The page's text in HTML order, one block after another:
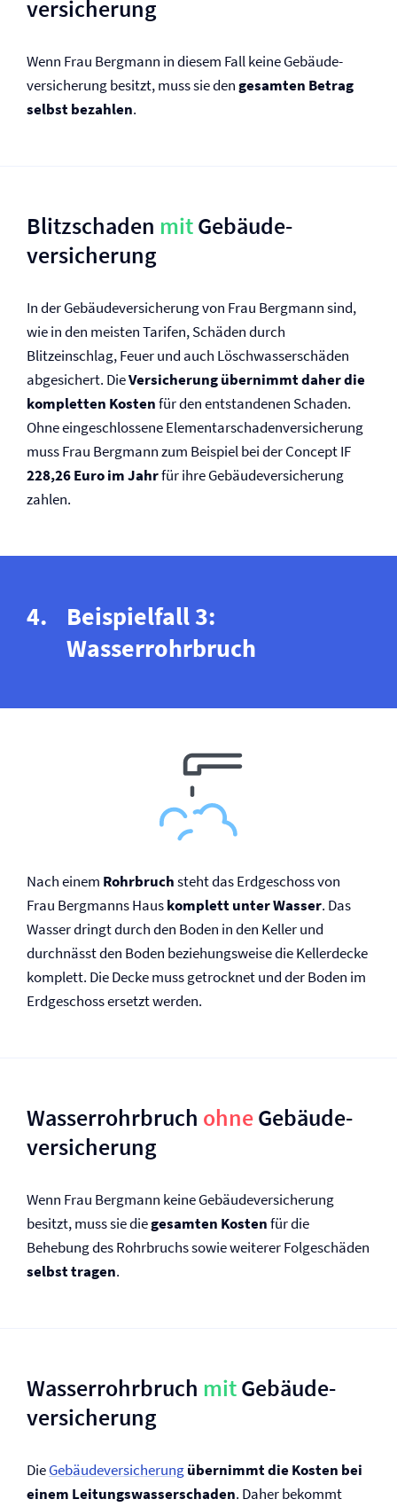
versicherung
Wenn Frau Bergmann in diesem Fall keine Gebäude­
versicherung besitzt, muss sie dengesamten Betrag
selbst bezahlen.
Blitzschaden mitGebäude­
versicherung
In der Gebäude­versicherung von Frau Bergmann sind,
wie in den meisten Tarifen, Schäden durch
Blitzeinschlag, Feuer und auch Löschwasserschäden
abgesichert. DieVersicherung übernimmt daher die
kompletten Kostenfür den entstandenen Schaden.
Ohne eingeschlossene Elementarschaden­versicherung
muss Frau Bergmann zum Beispiel bei der Concept IF
228,26 Euro im Jahrfür ihre Gebäude­versicherung
zahlen.
Beispielfall 3:
Wasserrohrbruch
Nach einem Rohrbruchsteht das Erdgeschoss von
Frau Bergmanns Hauskomplett unter Wasser. Das
Wasser dringt durch den Boden in den Keller und
durchnässt den Boden beziehungsweise die Kellerdecke
komplett. Die Decke muss getrocknet und der Boden im
Erdgeschoss ersetzt werden.
Wasserrohrbruch ohneGebäude­
versicherung
Wenn Frau Bergmann keine Gebäude­versicherung
besitzt, muss sie diegesamten Kostenfür die
Behebung des Rohrbruchs sowie weiterer Folgeschäden
selbst tragen.
Wasserrohrbruch mitGebäude­
versicherung
DieGebäude­versicherungübernimmt die Kosten bei
einem Leitungswasserschaden. Daher bekommt